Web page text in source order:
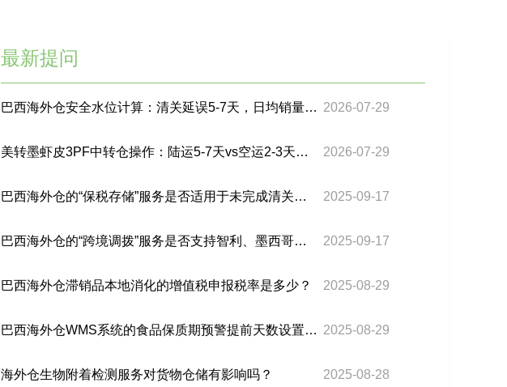
最新提问
巴西海外仓安全水位计算：清关延误5-7天，日均销量100件该备多少货？ 2026-07-29
美转墨虾皮3PF中转仓操作：陆运5-7天vs空运2-3天，汇率风险怎么锁？ 2026-07-29
巴西海外仓的“保税存储”服务是否适用于未完成清关的货物？ 2025-09-17
巴西海外仓的“跨境调拨”服务是否支持智利、墨西哥等周边国家？ 2025-09-17
巴西海外仓滞销品本地消化的增值税申报税率是多少？ 2025-08-29
巴西海外仓WMS系统的食品保质期预警提前天数设置标准？ 2025-08-29
海外仓生物附着检测服务对货物仓储有影响吗？ 2025-08-28